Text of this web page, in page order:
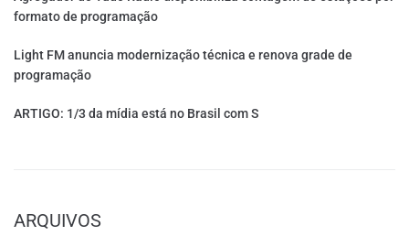
formato de programação
Light FM anuncia modernização técnica e renova grade de
programação
ARTIGO: 1/3 da mídia está no Brasil com S
ARQUIVOS